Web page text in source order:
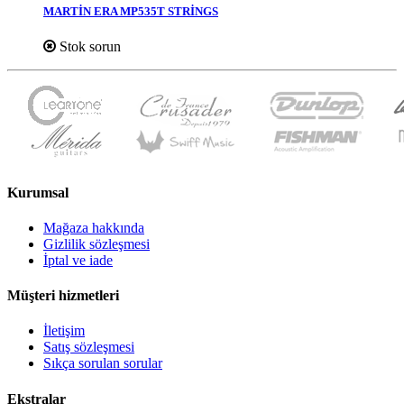
MARTİN ERA MP535T STRİNGS
Stok sorun
Kurumsal
Mağaza hakkında
Gizlilik sözleşmesi
İptal ve iade
Müşteri hizmetleri
İletişim
Satış sözleşmesi
Sıkça sorulan sorular
Ekstralar